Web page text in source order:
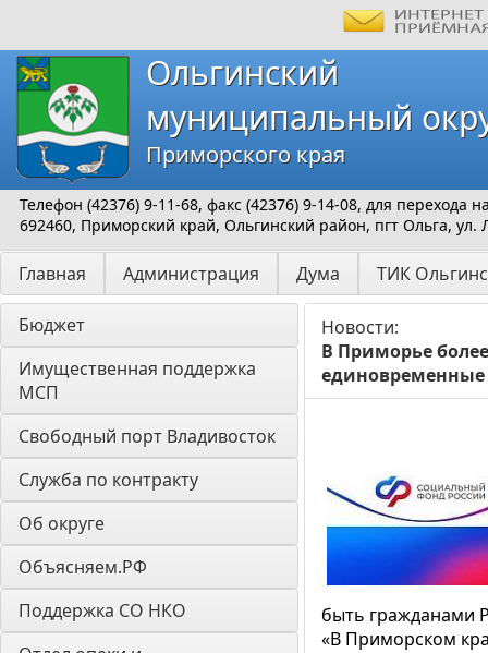
Ольгинский
муниципальный
Приморского края
Телефон (42376) 9-11-68, факс (42376) 9-14-08, для перехода
692460, Приморский край, Ольгинский район, пгт Ольга, ул.
Главная Администрация Дума ТИК
Бюджет
Имущественная поддержка
МСП
Свободный порт Владивосток
Служба по контракту
Об округе
Объясняем.РФ
Поддержка СО НКО
Новости:
В Приморье
быть гражданами
«В Приморском